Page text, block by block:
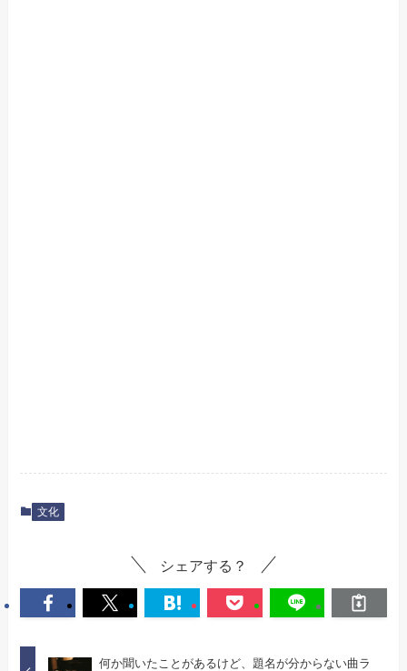
文化
シェアする？
何か聞いたことがあるけど、題名が分からない曲ラ